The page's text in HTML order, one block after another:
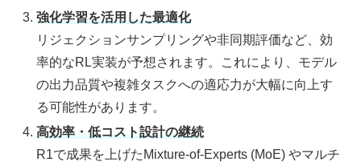
強化学習を活用した最適化
リジェクションサンプリングや非同期評価など、効
率的なRL実装が予想されます。これにより、モデル
の出力品質や複雑タスクへの適応力が大幅に向上す
る可能性があります。
高効率・低コスト設計の継続
R1で成果を上げたMixture-of-Experts (MoE) やマルチ